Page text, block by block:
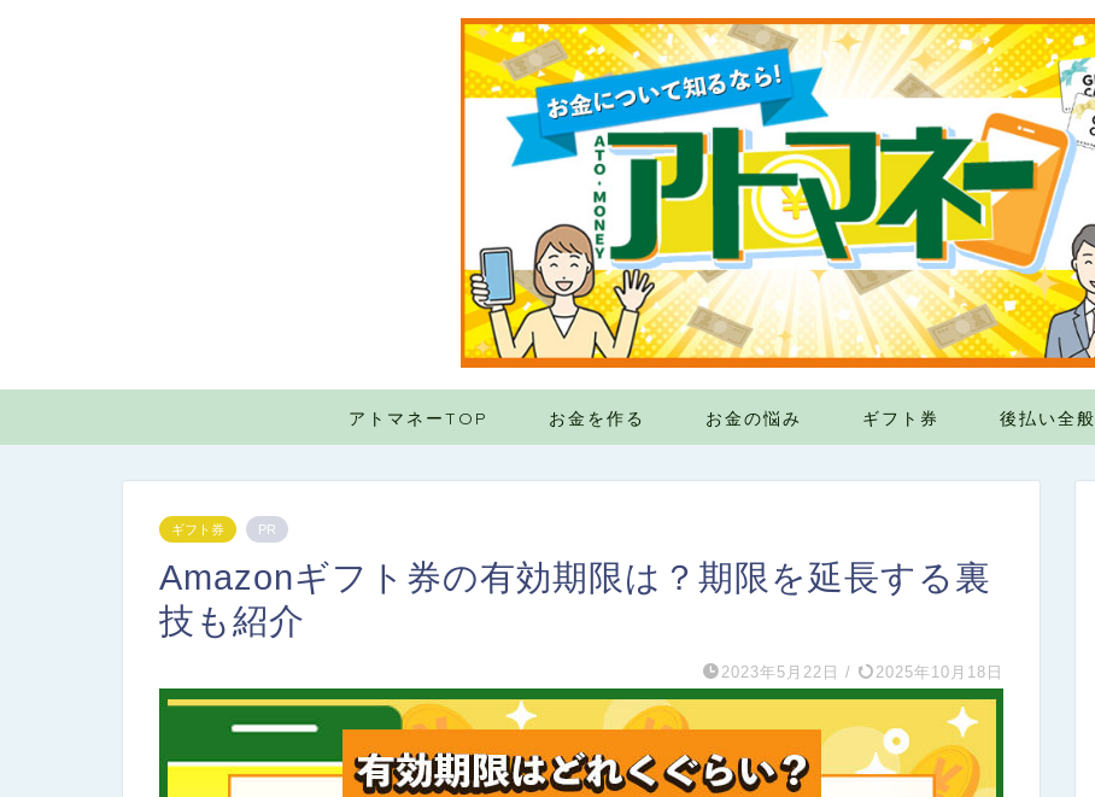
アトマネーTOP お金を作る お金の悩み ギフト券 後払い全般
ギフト券 PR
Amazonギフト券の有効期限は？期限を延長する裏
技も紹介
2023年5月22日 / 2025年10月18日